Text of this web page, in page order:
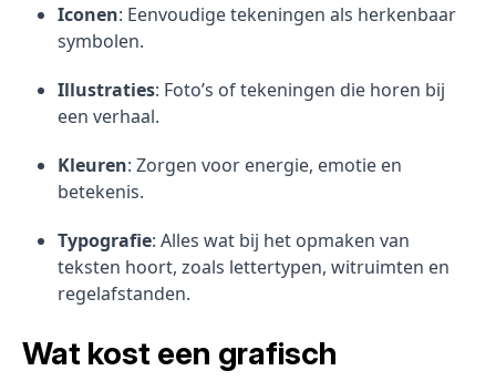
Iconen: Eenvoudige tekeningen als herkenbaar
symbolen.
Illustraties: Foto’s of tekeningen die horen bij
een verhaal.
Kleuren: Zorgen voor energie, emotie en
betekenis.
Typografie: Alles wat bij het opmaken van
teksten hoort, zoals lettertypen, witruimten en
regelafstanden.
Wat kost een grafisch